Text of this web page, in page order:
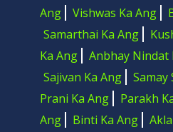
Ang
Vishwas Ka Ang
Samarthai Ka Ang
Ka Ang
Anbhay Nindat
Sajivan Ka Ang
Samay
Prani Ka Ang
Parakh
Ang
Binti Ka Ang